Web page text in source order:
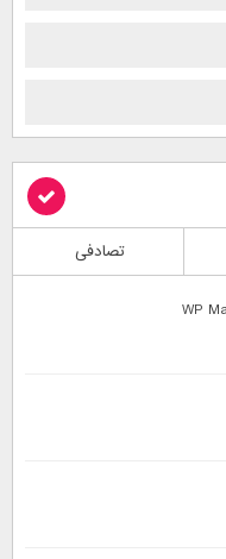
تصادفی